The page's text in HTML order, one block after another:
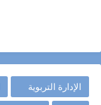
الإدارة التربوية